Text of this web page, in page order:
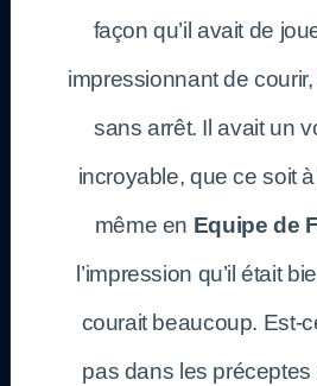
façon qu’il avait de
impressionnant de
sans arrêt. Il avait un
incroyable, que ce soit à
même en Equipe de
l’impression qu’il était
courait beaucoup. Est-
pas dans les